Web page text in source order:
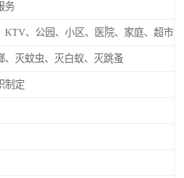
务
KTV、公园、小区、医院、家庭、超市
、灭蚊虫、灭白蚁、灭跳蚤
制定